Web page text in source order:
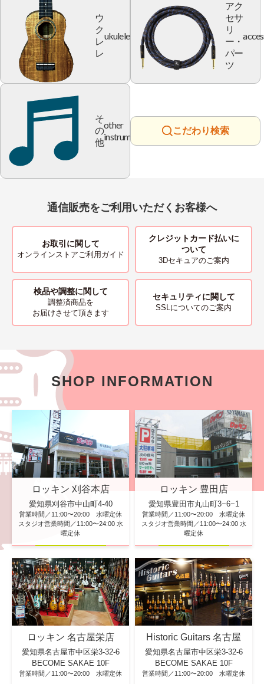
ウ
ク
レ
レ
ukulele
アク
セサ
リ
ー・
パー
ツ
そ
の
他
other
instrument
こだわり検索
通信販売をご利用いただくお客様へ
お取引に関して
オンラインストアご利用ガイド
クレジットカード払いに
ついて
3Dセキュアのご案内
検品や調整に関して
調整済商品を
お届けさせて頂きます
セキュリティに関して
SSLについてのご案内
SHOP INFORMATION
ロッキン 刈谷本店
愛知県刈谷市中山町4-40
営業時間／11:00〜20:00 水曜定休
スタジオ営業時間／11:00〜24:00 水
曜定休
ロッキン 豊田店
愛知県豊田市丸山町3−6−1
営業時間／11:00〜20:00 水曜定休
スタジオ営業時間／11:00〜24:00 水
曜定休
ロッキン 名古屋栄店
愛知県名古屋市中区栄3-32-6
BECOME SAKAE 10F
営業時間／11:00〜20:00 水曜定休
Historic Guitars 名古屋
愛知県名古屋市中区栄3-32-6
BECOME SAKAE 10F
営業時間／11:00〜20:00 水曜定休